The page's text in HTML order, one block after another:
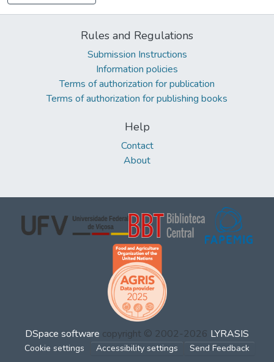
Rules and Regulations
Submission Instructions
Information policies
Terms of authorization for publication
Terms of authorization for publishing books
Help
Contact
About
DSpace software copyright © 2002-2026 LYRASIS
Cookie settings Accessibility settings Send Feedback